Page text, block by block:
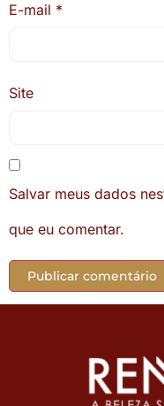
E-mail *
Site
Salvar meus dados
que eu comentar.